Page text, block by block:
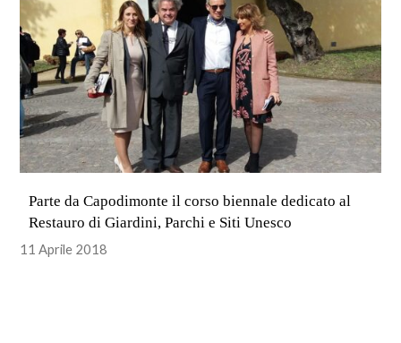
Parte da Capodimonte il corso biennale dedicato al
Restauro di Giardini, Parchi e Siti Unesco
11 Aprile 2018